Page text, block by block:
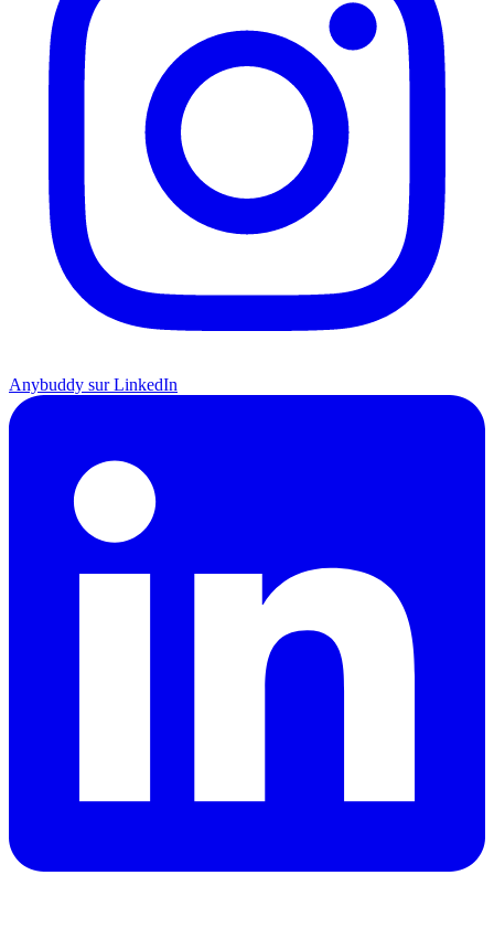
Anybuddy sur LinkedIn